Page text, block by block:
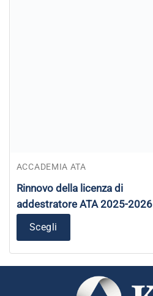
ACCADEMIA ATA
Rinnovo della licenza di
addestratore ATA 2025-2026
Scegli
Questo
ha
più
varianti.
opzioni
possono
essere